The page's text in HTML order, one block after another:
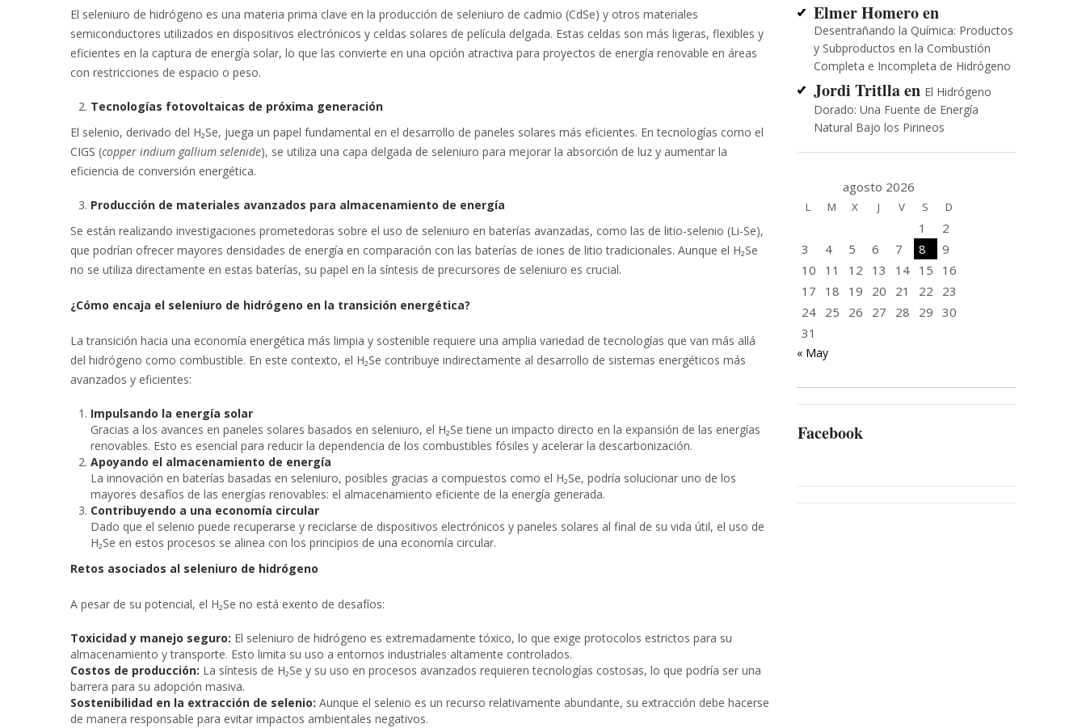
El seleniuro de hidrógeno es una materia prima clave en la producción de seleniuro de cadmio (CdSe) y otros materiales
semiconductores utilizados en dispositivos electrónicos y celdas solares de película delgada. Estas celdas son más ligeras, flexibles y
eficientes en la captura de energía solar, lo que las convierte en una opción atractiva para proyectos de energía renovable en áreas
con restricciones de espacio o peso.
Tecnologías fotovoltaicas de próxima generación
El selenio, derivado del H₂Se, juega un papel fundamental en el desarrollo de paneles solares más eficientes. En tecnologías como el
CIGS (copper indium gallium selenide), se utiliza una capa delgada de seleniuro para mejorar la absorción de luz y aumentar la
eficiencia de conversión energética.
Producción de materiales avanzados para almacenamiento de energía
Se están realizando investigaciones prometedoras sobre el uso de seleniuro en baterías avanzadas, como las de litio-selenio (Li-Se),
que podrían ofrecer mayores densidades de energía en comparación con las baterías de iones de litio tradicionales. Aunque el H₂Se
no se utiliza directamente en estas baterías, su papel en la síntesis de precursores de seleniuro es crucial.
¿Cómo encaja el seleniuro de hidrógeno en la transición energética?
La transición hacia una economía energética más limpia y sostenible requiere una amplia variedad de tecnologías que van más allá
del hidrógeno como combustible. En este contexto, el H₂Se contribuye indirectamente al desarrollo de sistemas energéticos más
avanzados y eficientes:
Impulsando la energía solar
Gracias a los avances en paneles solares basados en seleniuro, el H₂Se tiene un impacto directo en la expansión de las energías
renovables. Esto es esencial para reducir la dependencia de los combustibles fósiles y acelerar la descarbonización.
Apoyando el almacenamiento de energía
La innovación en baterías basadas en seleniuro, posibles gracias a compuestos como el H₂Se, podría solucionar uno de los
mayores desafíos de las energías renovables: el almacenamiento eficiente de la energía generada.
Contribuyendo a una economía circular
Dado que el selenio puede recuperarse y reciclarse de dispositivos electrónicos y paneles solares al final de su vida útil, el uso de
H₂Se en estos procesos se alinea con los principios de una economía circular.
Retos asociados al seleniuro de hidrógeno
A pesar de su potencial, el H₂Se no está exento de desafíos:
Toxicidad y manejo seguro: El seleniuro de hidrógeno es extremadamente tóxico, lo que exige protocolos estrictos para su
almacenamiento y transporte. Esto limita su uso a entornos industriales altamente controlados.
Costos de producción: La síntesis de H₂Se y su uso en procesos avanzados requieren tecnologías costosas, lo que podría ser una
barrera para su adopción masiva.
Sostenibilidad en la extracción de selenio: Aunque el selenio es un recurso relativamente abundante, su extracción debe hacerse
de manera responsable para evitar impactos ambientales negativos.
Elmer Homeroen
Desentrañando la Química: Productos
y Subproductos en la Combustión
Completa e Incompleta de Hidrógeno
Jordi Tritllaen El Hidrógeno
Dorado: Una Fuente de Energía
Natural Bajo los Pirineos
agosto 2026
L M X J V S D
1
2
3
4 5 6 7 8
9
10
11 12 13 14 15
16
17
18 19 20 21 22
23
24
25 26 27 28 29 30
31
« May
Facebook